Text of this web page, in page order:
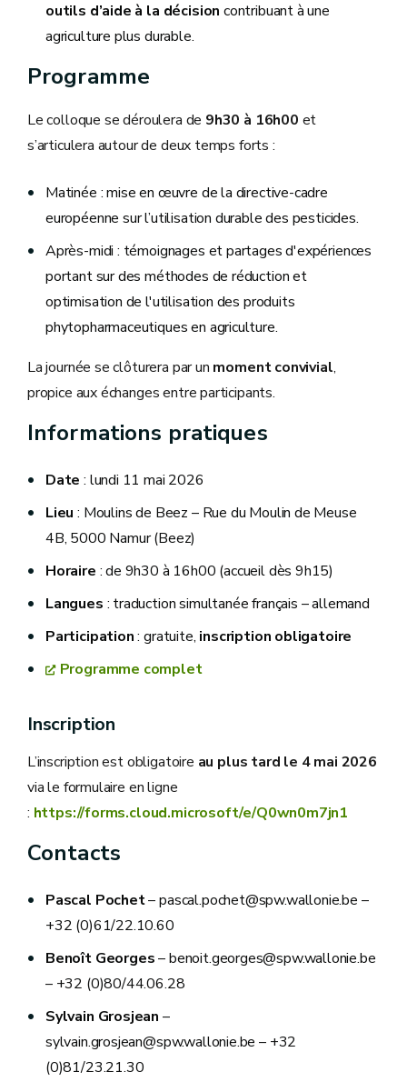
outils d’aide à la décision contribuant à une
agriculture plus durable.
Programme
Le colloque se déroulera de 9h30 à 16h00 et
s’articulera autour de deux temps forts :
Matinée : mise en œuvre de la directive-cadre
européenne sur l’utilisation durable des pesticides.
Après-midi : témoignages et partages d'expériences
portant sur des méthodes de réduction et
optimisation de l'utilisation des produits
phytopharmaceutiques en agriculture.
La journée se clôturera par un moment convivial,
propice aux échanges entre participants.
Informations pratiques
Date : lundi 11 mai 2026
Lieu : Moulins de Beez – Rue du Moulin de Meuse
4B, 5000 Namur (Beez)
Horaire : de 9h30 à 16h00 (accueil dès 9h15)
Langues : traduction simultanée français – allemand
Participation: gratuite, inscription obligatoire
Programme complet
Inscription
L’inscription est obligatoire au plus tard le 4 mai 2026
via le formulaire en ligne
: https://forms.cloud.microsoft/e/Q0wn0m7jn1
Contacts
Pascal Pochet– pascal.pochet@spw.wallonie.be –
+32 (0)61/22.10.60
Benoît Georges– benoit.georges@spw.wallonie.be
– +32 (0)80/44.06.28
Sylvain Grosjean –
sylvain.grosjean@spw.wallonie.be – +32
(0)81/23.21.30